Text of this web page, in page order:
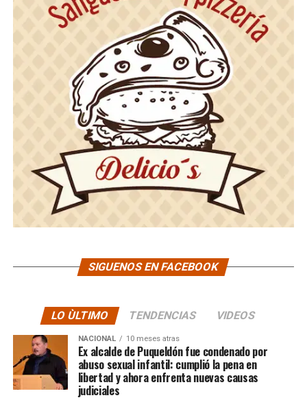
SIGUENOS EN FACEBOOK
LO ÙLTIMO TENDENCIAS VIDEOS
NACIONAL 10 meses atras
Ex alcalde de Puqueldón fue condenado por
abuso sexual infantil: cumplió la pena en
libertad y ahora enfrenta nuevas causas
judiciales